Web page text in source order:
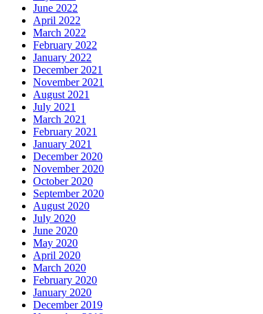
June 2022
April 2022
March 2022
February 2022
January 2022
December 2021
November 2021
August 2021
July 2021
March 2021
February 2021
January 2021
December 2020
November 2020
October 2020
September 2020
August 2020
July 2020
June 2020
May 2020
April 2020
March 2020
February 2020
January 2020
December 2019